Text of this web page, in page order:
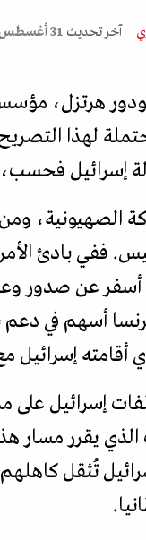
آخر تحديث 31 أغسطس 2025
هرتزل،
لهذا
إسرائيل
الصهيونية، ومن
ففي بادئ
أسهم في دعم
أقامته إسرائيل
إسرائيل على
الذي يقرر مسار
تُثقل